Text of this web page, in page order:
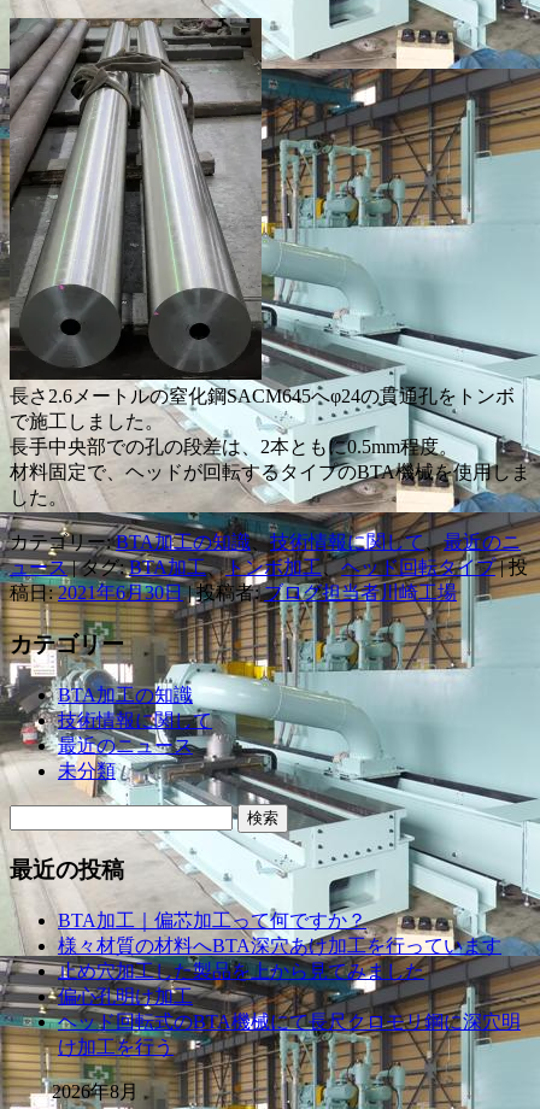
長さ2.6メートルの窒化鋼SACM645へφ24の貫通孔をトンボ
で施工しました。
長手中央部での孔の段差は、2本ともに0.5mm程度。
材料固定で、ヘッドが回転するタイプのBTA機械を使用しま
した。
カテゴリー:BTA加工の知識、技術情報に関して、最近のニ
ュース| タグ:BTA加工、トンボ加工、ヘッド回転タイプ| 投
稿日:2021年6月30日|投稿者:ブログ担当者川崎工場
カテゴリー
BTA加工の知識
技術情報に関して
最近のニュース
未分類
最近の投稿
BTA加工｜偏芯加工って何ですか？
様々材質の材料へBTA深穴あけ加工を行っています
止め穴加工した製品を上から見てみました
偏心孔明け加工
ヘッド回転式のBTA機械にて長尺クロモリ鋼に深穴明
け加工を行う
2026年8月